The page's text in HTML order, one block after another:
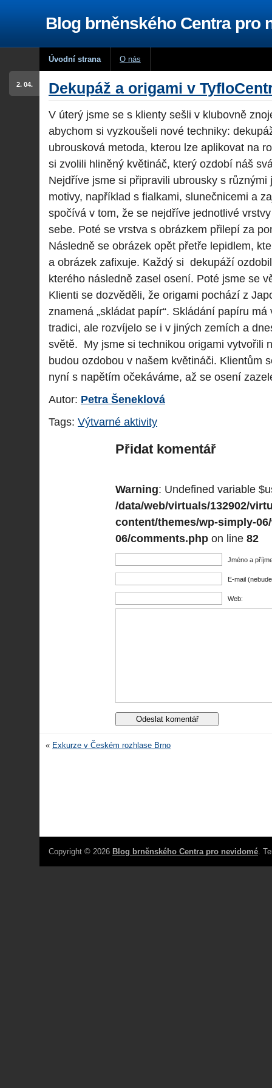
Blog brněnského Centra pro
Úvodní strana O nás
Dekupáž a origami v
2. 04.
V úterý jsme se s klienty sešli v klubovně
abychom si vyzkoušeli nové techniky:
ubrousková metoda, kterou lze aplikovat na
si zvolili hliněný květináč, který ozdobí náš
Nejdříve jsme si připravili ubrousky s
motivy, například s fialkami, slunečnicemi a
spočívá v tom, že se nejdříve jednotlivé
sebe. Poté se vrstva s obrázkem přilepí za
Následně se obrázek opět přetře lepidlem,
a obrázek zafixuje. Každý si dekupáží
kterého následně zasel osení. Poté jsme se
Klienti se dozvěděli, že origami pochází z
znamená „skládat papír“. Skládání papíru
tradici, ale rozvíjelo se i v jiných zemích a
světě. My jsme si technikou origami vytvořili
budou ozdobou v našem květináči. Klientům
nyní s napětím očekáváme, až se osení
Autor: Petra Šeneklová
Tags: Výtvarné aktivity
Přidat komentář
Warning: Undefined variable
/data/web/virtuals/132902/
content/themes/wp-simply-
06/comments.php on line 82
Jméno a
E-mail
Web:
« Exkurze v Českém rozhlase Brno
Copyright © 2026 Blog brněnského Centra pro nevidomé.